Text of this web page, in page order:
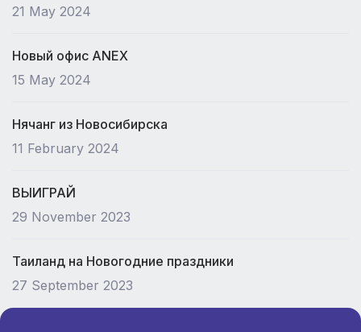
21 May 2024
Новый офис ANEX
15 May 2024
Нячанг из Новосибирска
11 February 2024
ВЫИГРАЙ
29 November 2023
Таиланд на Новогодние праздники
27 September 2023